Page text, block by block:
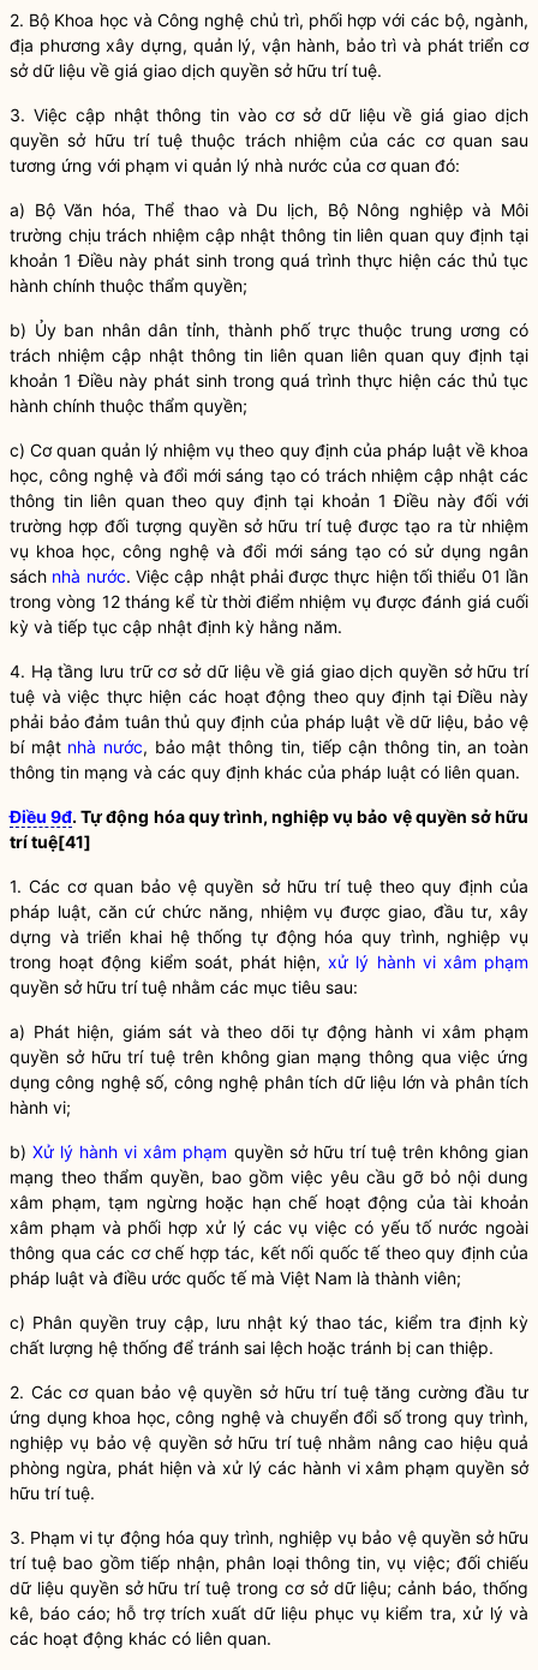
2. Bộ Khoa học và Công nghệ chủ trì, phối hợp với các bộ, ngành,
địa phương xây dựng, quản lý, vận hành, bảo trì và phát triển cơ
sở dữ liệu về giá giao dịch quyền sở hữu trí tuệ.
3. Việc cập nhật thông tin vào cơ sở dữ liệu về giá giao dịch
quyền sở hữu trí tuệ thuộc trách nhiệm của các cơ quan sau
tương ứng với phạm vi quản lý nhà nước của cơ quan đó:
a) Bộ Văn hóa, Thể thao và Du lịch, Bộ Nông nghiệp và Môi
trường chịu trách nhiệm cập nhật thông tin liên quan quy định tại
khoản 1 Điều này phát sinh trong quá trình thực hiện các thủ tục
hành chính thuộc thẩm quyền;
b) Ủy ban nhân dân tỉnh, thành phố trực thuộc trung ương có
trách nhiệm cập nhật thông tin liên quan liên quan quy định tại
khoản 1 Điều này phát sinh trong quá trình thực hiện các thủ tục
hành chính thuộc thẩm quyền;
c) Cơ quan quản lý nhiệm vụ theo quy định của pháp luậtvề khoa
học, công nghệ và đổi mới sáng tạo có trách nhiệm cập nhật các
thông tin liên quan theo quy định tại khoản 1 Điều này đối với
trường hợp đối tượng quyềnsở hữu trí tuệ được tạo ra từ nhiệm
vụ khoa học, công nghệ và đổi mới sáng tạo có sử dụng ngân
sách nhà nước. Việc cập nhật phải được thực hiện tối thiểu 01 lần
trong vòng 12 tháng kể từ thời điểm nhiệm vụ được đánh giá cuối
kỳ và tiếp tục cập nhật định kỳ hằng năm.
4. Hạ tầng lưu trữ cơ sở dữ liệu về giá giao dịch quyềnsở hữu trí
tuệ và việc thực hiện các hoạt động theo quy định tại Điều này
phải bảo đảm tuân thủ quy định của pháp luật về dữ liệu, bảo vệ
bí mật nhà nước, bảo mật thông tin, tiếp cận thông tin, an toàn
thông tin mạng và các quy định khác của pháp luật có liên quan.
Điều 9đ. Tự động hóa quy trình, nghiệp vụ bảo vệ quyền sở hữu
trí tuệ[41]
1. Các cơ quan bảo vệquyền sở hữu trí tuệ theo quy định của
pháp luật, căn cứ chức năng, nhiệm vụ được giao, đầu tư, xây
dựng và triển khai hệ thống tự động hóa quy trình, nghiệp vụ
trong hoạt động kiểm soát, phát hiện,xử lý hành vi xâm phạm
quyền sở hữu trí tuệ nhằm các mục tiêu sau:
a) Phát hiện, giám sát và theo dõi tự động hành vi xâm phạm
quyền sở hữu trí tuệ trên không gian mạng thông qua việc ứng
dụng công nghệ số, công nghệ phân tích dữ liệu lớn và phân tích
hành vi;
b)Xử lý hành vi xâm phạm quyềnsở hữu trí tuệ trên không gian
mạng theo thẩm quyền, bao gồm việc yêu cầu gỡ bỏ nội dung
xâm phạm, tạm ngừng hoặc hạn chế hoạt động của tài khoản
xâm phạm và phối hợp xử lý các vụ việc có yếu tố nước ngoài
thông qua các cơ chế hợp tác, kết nối quốc tế theo quy định của
pháp luật và điều ước quốc tế mà Việt Nam là thành viên;
c) Phân quyền truy cập, lưu nhật ký thao tác, kiểm tra định kỳ
chất lượng hệ thống để tránh sai lệch hoặc tránh bị can thiệp.
2. Các cơ quan bảo vệquyền sở hữu trí tuệ tăng cường đầu tư
ứng dụng khoa học, công nghệ và chuyển đổi số trong quy trình,
nghiệp vụ bảo vệ quyềnsở hữu trí tuệ nhằm nâng cao hiệu quả
phòng ngừa, phát hiện và xử lý các hành vi xâm phạm quyền sở
hữu trí tuệ.
3. Phạm vi tự động hóa quy trình, nghiệp vụ bảo vệ quyềnsở hữu
trí tuệ bao gồm tiếp nhận, phân loại thông tin, vụ việc; đối chiếu
dữ liệu quyềnsở hữu trí tuệ trong cơ sở dữ liệu; cảnh báo, thống
kê, báo cáo; hỗ trợ trích xuất dữ liệu phục vụ kiểm tra, xử lý và
các hoạt động khác có liên quan.